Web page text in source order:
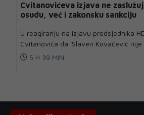
Cvitanovićeva izjava ne
osudu, već i zakonsku sankciju
U reagiranju na izjavu predsjednika
Cvitanovića da 'Slaven Kovačević nije
5 H 39 MIN